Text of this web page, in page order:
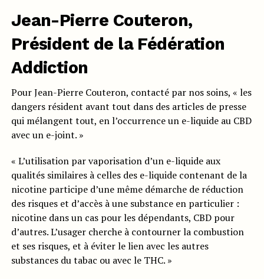
Jean-Pierre Couteron,
Président de la Fédération
Addiction
Pour Jean-Pierre Couteron, contacté par nos soins, « les
dangers résident avant tout dans des articles de presse
qui mélangent tout, en l’occurrence un e-liquide au CBD
avec un e-joint. »
« L’utilisation par vaporisation d’un e-liquide aux
qualités similaires à celles des e-liquide contenant de la
nicotine participe d’une même démarche de réduction
des risques et d’accès à une substance en particulier :
nicotine dans un cas pour les dépendants, CBD pour
d’autres. L’usager cherche à contourner la combustion
et ses risques, et à éviter le lien avec les autres
substances du tabac ou avec le THC. »